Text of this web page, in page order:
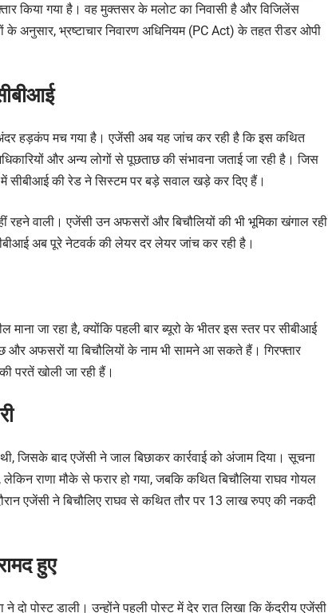
किया गया है। वह मुक्तसर के मलोट का निवासी है और विजिलेंस
के अनुसार, भ्रष्टाचार निवारण अधिनियम (PC Act) के तहत रीडर ओपी
अंदर हड़कंप मच गया है। एजेंसी अब यह जांच कर रही है कि इस कथित
और अन्य लोगों से पूछताछ की संभावना जताई जा रही है। जिस
में सीबीआई की रेड ने सिस्टम पर बड़े सवाल खड़े कर दिए हैं।
रहने वाली। एजेंसी उन अफसरों और बिचौलियों की भी भूमिका खंगाल रही
अब पूरे नेटवर्क की लेयर दर लेयर जांच कर रही है।
जा रहा है, क्योंकि पहली बार ब्यूरो के भीतर इस स्तर पर सीबीआई
और अफसरों या बिचौलियों के नाम भी सामने आ सकते हैं। गिरफ्तार
परतें खोली जा रही हैं।
जिसके बाद एजेंसी ने जाल बिछाकर कार्रवाई को अंजाम दिया। सूचना
राणा मौके से फरार हो गया, जबकि कथित बिचौलिया राघव गोयल
एजेंसी ने बिचौलिए राघव से कथित तौर पर 13 लाख रुपए की नकदी
हुए
दो पोस्ट डाली। उन्होंने पहली पोस्ट में देर रात लिखा कि केंद्रीय एजेंसी